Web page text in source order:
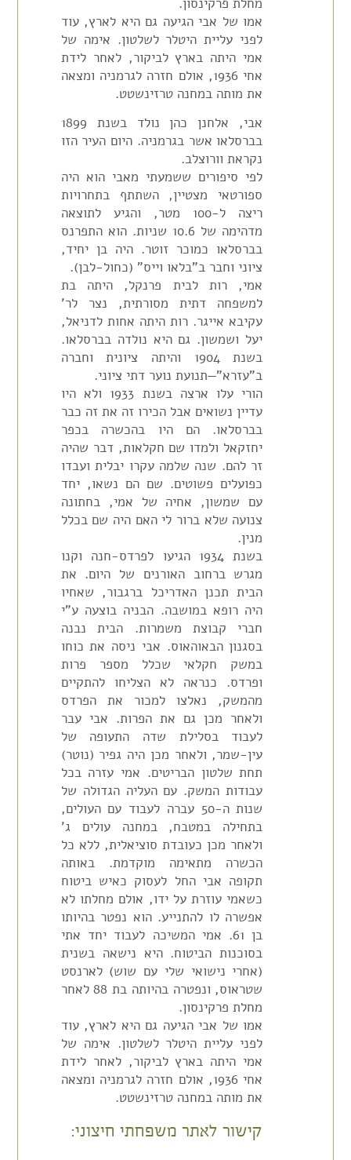
מחלת פרקינסון.
אמו של אבי הגיעה גם היא לארץ, עוד
לפני עליית היטלר לשלטון. אימה של
אמי היתה בארץ לביקור, לאחר לידת
אחי 1936, אולם חזרה לגרמניה ומצאה
את מותה במחנה טרזינשטט.
אבי, אלחנן כהן נולד בשנת 1899
בברסלאו אשר בגרמניה. היום העיר הזו
נקראת וורוצלב.
לפי סיפורים ששמעתי מאבי הוא היה
ספורטאי מצטיין, השתתף בתחרויות
ריצה ל-100 מטר, והגיע לתוצאה
מדהימה של 10.6 שניות. הוא התפרנס
בברסלאו כמוכר זוטר. היה בן יחיד,
ציוני וחבר ב"בלאו וייס" (כחול-לבן).
אמי, רות לבית פרנקל, היתה בת
למשפחה דתית מסורתית, נצר לר'
עקיבא אייגר. רות היתה אחות לדניאל,
יעל ושמשון. גם היא נולדה בברסלאו.
בשנת 1904 והיתה ציונית וחברה
ב"עזרא"—תנועת נוער דתי ציוני.
הורי עלו ארצה בשנת 1933 ולא היו
עדיין נשואים אבל הכירו זה את זה כבר
בברסלאו. הם היו בהכשרה בכפר
יחזקאל ולמדו שם חקלאות, דבר שהיה
זר להם. שנה שלמה עקרו יבלית ועבדו
כפועלים פשוטים. שם הם נשאו, יחד
עם שמשון, אחיה של אמי, בחתונה
צנועה שלא ברור לי האם היה שם בכלל
מנין.
בשנת 1934 הגיעו לפרדס-חנה וקנו
מגרש ברחוב האורנים של היום. את
הבית תכנן האדריכל ברגבור, שאחיו
היה רופא במושבה. הבניה בוצעה ע"י
חברי קבוצת משמרות. הבית נבנה
בסגנון הבאוהאוס. אבי ניסה את כוחו
במשק חקלאי שכלל מספר פרות
ופרדס. כנראה לא הצליחו להתקיים
מהמשק, נאלצו למכור את הפרדס
ולאחר מכן גם את הפרות. אבי עבר
לעבוד בסלילת שדה התעופה של
עין-שמר, ולאחר מכן היה גפיר (נוטר)
תחת שלטון הבריטים. אמי עזרה בכל
עבודות המשק. עם העליה הגדולה של
שנות ה-50 עברה לעבוד עם העולים,
בתחילה במטבח, במחנה עולים ג'
ולאחר מכן כעובדת סוציאלית, ללא כל
הכשרה מתאימה מוקדמת. באותה
תקופה אבי החל לעסוק כאיש ביטוח
כשאמי עוזרת על ידו, אולם מחלתו לא
אפשרה לו להתנייע. הוא נפטר בהיותו
בן 61. אמי המשיכה לעבוד יחד אתי
בסוכנות הביטוח. היא נישאה בשנית
(אחרי נישואי שלי עם שוש) לארנסט
שטראוס, ונפטרה בהיותה בת 88 לאחר
מחלת פרקינסון.
אמו של אבי הגיעה גם היא לארץ, עוד
לפני עליית היטלר לשלטון. אימה של
אמי היתה בארץ לביקור, לאחר לידת
אחי 1936, אולם חזרה לגרמניה ומצאה
את מותה במחנה טרזינשטט.
קישור לאתר משפחתי חיצוני: